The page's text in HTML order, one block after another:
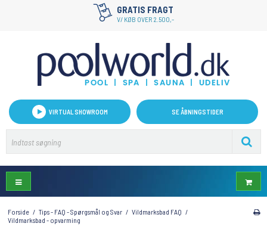
GRATIS FRAGT
V/ KØB OVER 2.500,-
HURTIG LEVERING
1-2 hverdage på lagervarer
VIRTUAL SHOWROOM SE ÅBNINGSTIDER
Forside / Tips - FAQ - Spørgsmål og Svar / Vildmarksbad FAQ /
Vildmarksbad - opvarming